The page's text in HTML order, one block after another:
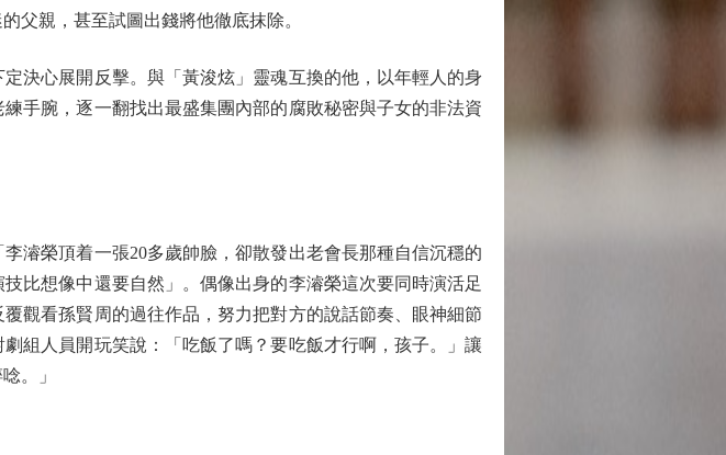
父親，甚至試圖出錢將他徹底抹除。
心展開反擊。與「黃浚炫」靈魂互換的他，以年輕人的身
手腕，逐一翻找出最盛集團內部的腐敗秘密與子女的非法資
榮頂着一張20多歲帥臉，卻散發出老會長那種自信沉穩的
比想像中還要自然」。偶像出身的李濬榮這次要同時演活足
觀看孫賢周的過往作品，努力把對方的說話節奏、眼神細節
組人員開玩笑說：「吃飯了嗎？要吃飯才行啊，孩子。」讓
。」